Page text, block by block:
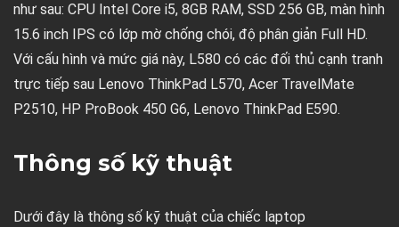
như sau: CPU Intel Core i5, 8GB RAM, SSD 256 GB, màn hình
15.6 inch IPS có lớp mờ chống chói, độ phân giản Full HD.
Với cấu hình và mức giá này, L580 có các đối thủ cạnh tranh
trực tiếp sau Lenovo ThinkPad L570, Acer TravelMate
P2510, HP ProBook 450 G6, Lenovo ThinkPad E590.
Thông số kỹ thuật
Dưới đây là thông số kỹ thuật của chiếc laptop